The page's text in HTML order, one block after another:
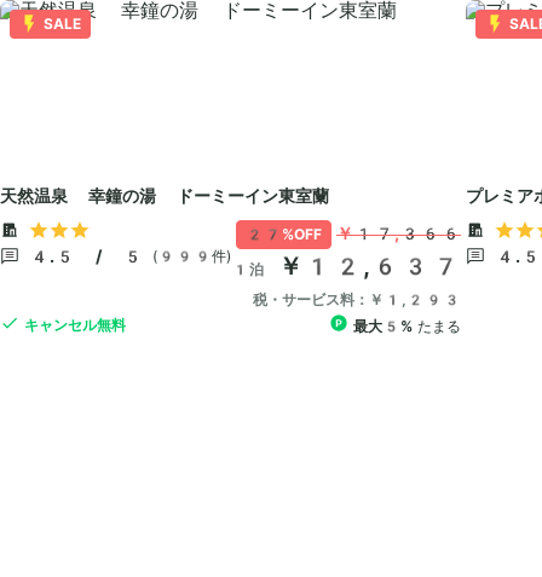
SALE
天然温泉 幸鐘の湯 ドーミーイン東室蘭
4.5 / 5 (999件)
キャンセル無料
27%OFF ￥17,366
1泊 ￥12,637
税・サービス料：￥1,293
最大5% たまる
プレミ